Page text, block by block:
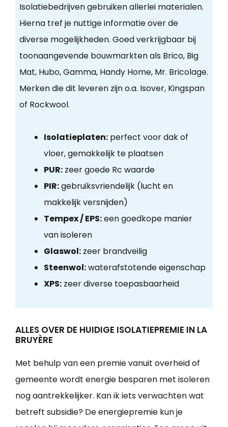
Isolatiebedrijven gebruiken allerlei materialen.
Hierna tref je nuttige informatie over de
diverse mogelijkheden. Goed verkrijgbaar bij
toonaangevende bouwmarkten als Brico, Big
Mat, Hubo, Gamma, Handy Home, Mr. Bricolage.
Merken die dit leveren zijn o.a. Isover, Kingspan
of Rockwool.
Isolatieplaten:perfect voor dak of
vloer, gemakkelijk te plaatsen
PUR:zeer goede Rc waarde
PIR:gebruiksvriendelijk (lucht en
makkelijk versnijden)
Tempex / EPS:een goedkope manier
van isoleren
Glaswol:zeer brandveilig
Steenwol:waterafstotende eigenschap
XPS:zeer diverse toepasbaarheid
ALLES OVER DE HUIDIGE ISOLATIEPREMIE IN LA
BRUYÈRE
Met behulp van een premie vanuit overheid of
gemeente wordt energie besparen met isoleren
nog aantrekkelijker. Kan ik iets verwachten wat
betreft subsidie? De energiepremie kun je